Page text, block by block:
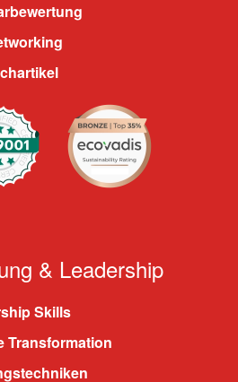
& Leadership
Skills
Transformation